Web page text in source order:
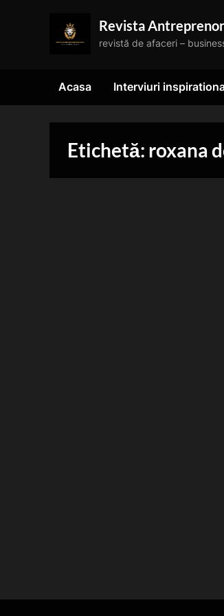
Revista
revistă de afaceri –
Acasa Interviuri
Etichetă: roxana